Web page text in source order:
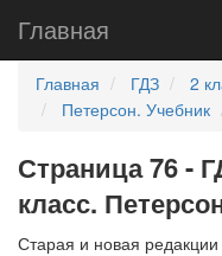
Главная
Главная ГДЗ 2
Петерсон. Учебник
Страница 76 -
класс.
Старая и новая редакции